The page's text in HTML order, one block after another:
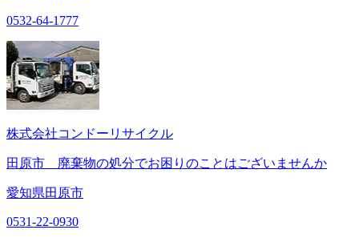
0532-64-1777
株式会社コンドーリサイクル
田原市 廃棄物の処分でお困りのことはございませんか
愛知県田原市
0531-22-0930